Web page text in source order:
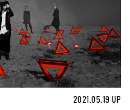
2021.05.19 UP